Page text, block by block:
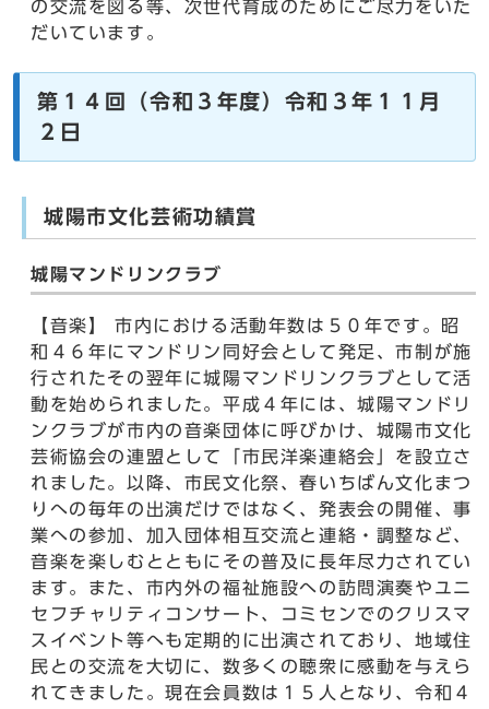
の交流を図る等、次世代育成のためにご尽力をいた
だいています。
第１４回（令和３年度）令和３年１１月
２日
城陽市文化芸術功績賞
城陽マンドリンクラブ
【音楽】 市内における活動年数は５０年です。昭
和４６年にマンドリン同好会として発足、市制が施
行されたその翌年に城陽マンドリンクラブとして活
動を始められました。平成４年には、城陽マンドリ
ンクラブが市内の音楽団体に呼びかけ、城陽市文化
芸術協会の連盟として「市民洋楽連絡会」を設立さ
れました。以降、市民文化祭、春いちばん文化まつ
りへの毎年の出演だけではなく、発表会の開催、事
業への参加、加入団体相互交流と連絡・調整など、
音楽を楽しむとともにその普及に長年尽力されてい
ます。また、市内外の福祉施設への訪問演奏やユニ
セフチャリティコンサート、コミセンでのクリスマ
スイベント等へも定期的に出演されており、地域住
民との交流を大切に、数多くの聴衆に感動を与えら
れてきました。現在会員数は１５人となり、令和４